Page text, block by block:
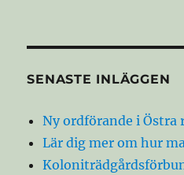
hälsa
SENASTE INLÄGGEN
Ny ordförande i Östra
Lär dig mer om hur